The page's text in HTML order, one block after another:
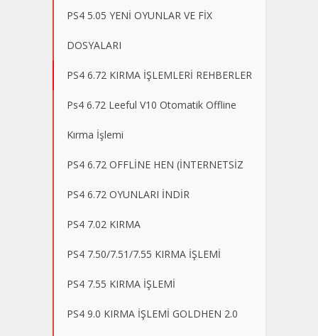
PS4 5.05 YENİ OYUNLAR VE FİX
DOSYALARI
PS4 6.72 KIRMA İŞLEMLERİ REHBERLER
Ps4 6.72 Leeful V10 Otomatik Offline
Kırma İşlemi
PS4 6.72 OFFLİNE HEN (İNTERNETSİZ
PS4 6.72 OYUNLARI İNDİR
PS4 7.02 KIRMA
PS4 7.50/7.51/7.55 KIRMA İŞLEMİ
PS4 7.55 KIRMA İŞLEMİ
PS4 9.0 KIRMA İŞLEMİ GOLDHEN 2.0